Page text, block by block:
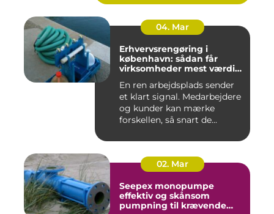
04. Mar
Erhvervsrengøring i
københavn: sådan får
virksomheder mest værdi
En ren arbejdsplads sender
et klart signal. Medarbejdere
og kunder kan mærke
forskellen, så snart de...
02. Mar
Seepex monopumpe
effektiv og skånsom
pumpning til krævende